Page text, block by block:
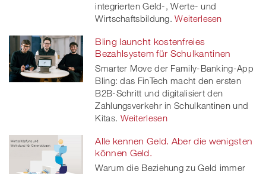
integrierten Geld-, Werte- und
Wirtschaftsbildung. Weiterlesen
Bling launcht kostenfreies
Bezahlsystem für Schulkantinen
Smarter Move der Family-Banking-App
Bling: das FinTech macht den ersten
B2B-Schritt und digitalisiert den
Zahlungsverkehr in Schulkantinen und
Kitas. Weiterlesen
Alle kennen Geld. Aber die wenigsten
können Geld.
Warum die Beziehung zu Geld immer